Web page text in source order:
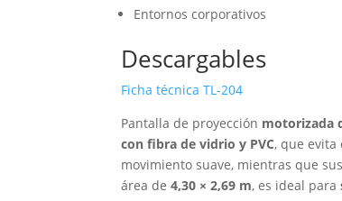
Entornos corporativos
Descargables
Ficha técnica TL-204
Pantalla de proyección motorizada
con fibra de vidrio y PVC, que evita
movimiento suave, mientras que
área de4,30 × 2,69 m, es ideal para